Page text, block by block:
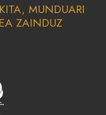
MUNDUARI
ZAINDUZ